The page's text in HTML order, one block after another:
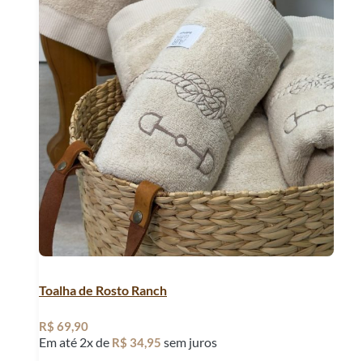
Toalha de Rosto Ranch
R$ 69,90
Em até 2x de R$ 34,95 sem juros